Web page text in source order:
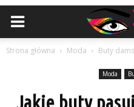
Strona główna Moda Buty
Moda
Jakie buty